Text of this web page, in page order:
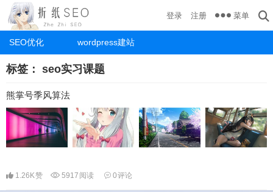
SEO优化 wordpress建站
登录 注册 菜单
标签： seo实习课题
熊掌号季风算法
1.26K赞 5917 阅读 0评论